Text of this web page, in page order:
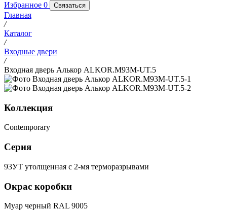
Избранное 0 Связаться
Главная
/
Каталог
/
Входные двери
/
Входная дверь Алькор ALKOR.M93M-UT.5
Коллекция
Contemporary
Серия
93УТ утолщенная с 2-мя терморазрывами
Окрас коробки
Муар черный RAL 9005